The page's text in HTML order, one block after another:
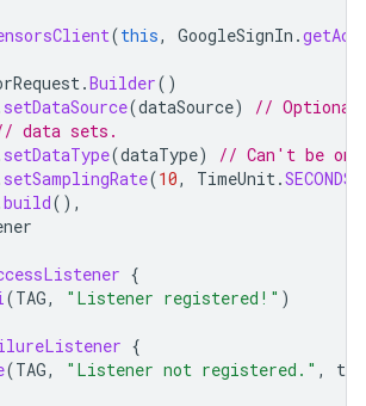
(this, GoogleSignIn .
.Builder()
setDataSource(dataSource)
// Optional
data sets.
setDataType(dataType)
// Can't be
setSamplingRate(10, TimeUnit.SECONDS
build(),
{
(TAG, "Listener registered!" )
{
(TAG, "Listener not registered." ,